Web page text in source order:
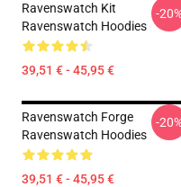
Ravenswatch Kit
Ravenswatch Hoodies
39,51 € - 45,95 €
-
Ravenswatch Forge
Ravenswatch Hoodies
39,51 € - 45,95 €
-